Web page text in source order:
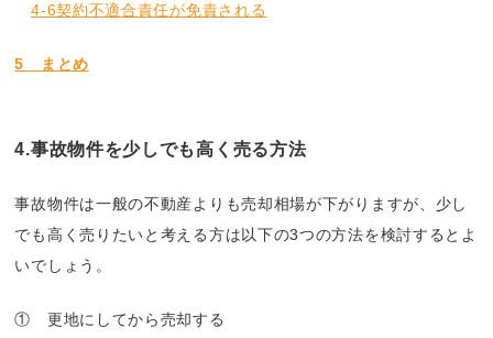
4-6契約不適合責任が免責される
5 まとめ
4.事故物件を少しでも高く売る方法
事故物件は一般の不動産よりも売却相場が下がりますが、少し
でも高く売りたいと考える方は以下の3つの方法を検討するとよ
いでしょう。
① 更地にしてから売却する